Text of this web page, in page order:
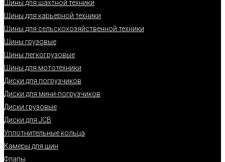
Шины для шахтной техники
Шины для карьерной техники
Шины для сельскохозяйственной техники
Шины грузовые
Шины легкогрузовые
Шины для мототехники
Диски для погрузчиков
Диски для мини-погрузчиков
Диски грузовые
Диски для JCB
Уплотнительные кольца
Камеры для шин
Флапы